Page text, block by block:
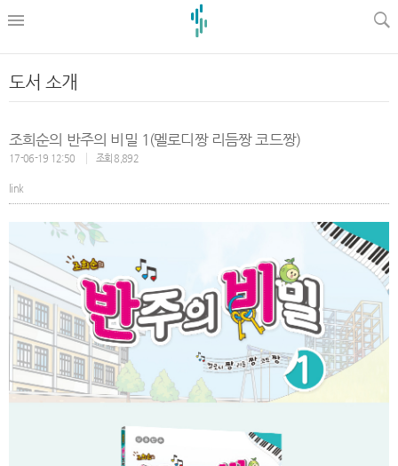
도서 소개
조희순의 반주의 비밀 1(멜로디짱 리듬짱 코드짱)
17-06-19 12:50 조회 8,892
link